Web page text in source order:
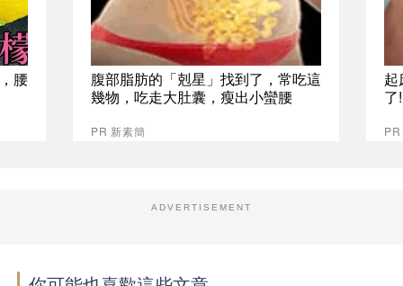
腰
腹部脂肪的「剋星」找到了，常吃這
幾物，吃走大肚囊，瘦出小蠻腰
PR 新素簡
起
了
ADVERTISEMENT